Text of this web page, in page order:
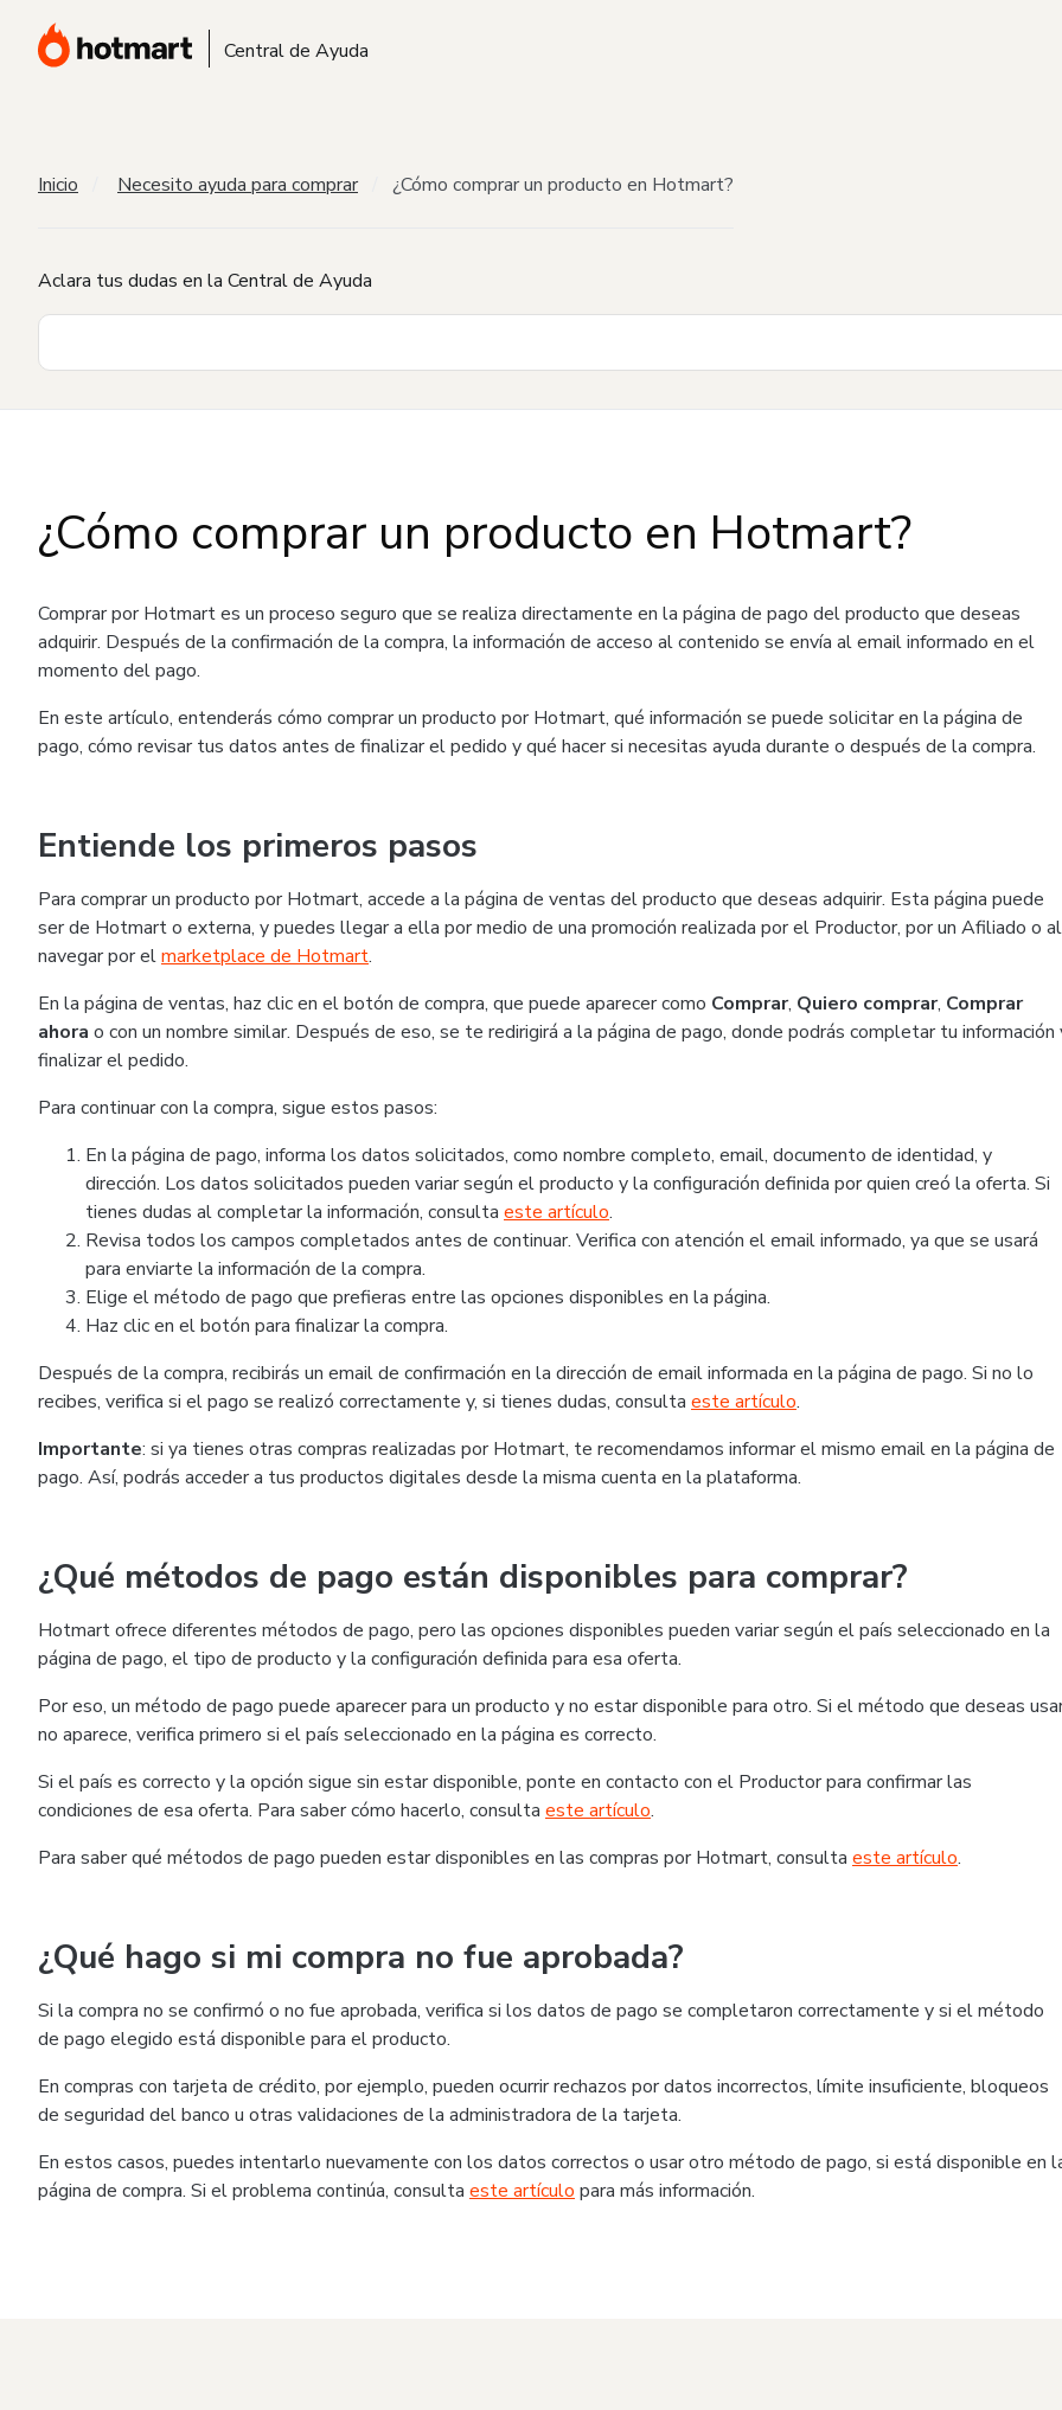
Central de Ayuda
Inicio Necesito ayuda para comprar ¿Cómo comprar un producto en Hotmart?
Aclara tus dudas en la Central de Ayuda
¿Cómo comprar un producto en Hotmart?
Comprar por Hotmart es un proceso seguro que se realiza directamente en la página de pago del producto que deseas
adquirir. Después de la confirmación de la compra, la información de acceso al contenido se envía al email informado en el
momento del pago.
En este artículo, entenderás cómo comprar un producto por Hotmart, qué información se puede solicitar en la página de
pago, cómo revisar tus datos antes de finalizar el pedido y qué hacer si necesitas ayuda durante o después de la compra.
Entiende los primeros pasos
Para comprar un producto por Hotmart, accede a la página de ventas del producto que deseas adquirir. Esta página puede
ser de Hotmart o externa, y puedes llegar a ella por medio de una promoción realizada por el Productor, por un Afiliado o al
navegar por elmarketplace de Hotmart.
En la página de ventas, haz clic en el botón de compra, que puede aparecer como Comprar, Quiero comprar, Comprar
ahora o con un nombre similar. Después de eso, se te redirigirá a la página de pago, donde podrás completar tu información
finalizar el pedido.
Para continuar con la compra, sigue estos pasos:
En la página de pago, informa los datos solicitados, como nombre completo, email, documento de identidad, y
dirección. Los datos solicitados pueden variar según el producto y la configuración definida por quien creó la oferta. Si
tienes dudas al completar la información, consulta este artículo.
Revisa todos los campos completados antes de continuar. Verifica con atención el email informado, ya que se usará
para enviarte la información de la compra.
Elige el método de pago que prefieras entre las opciones disponibles en la página.
Haz clic en el botón para finalizar la compra.
Después de la compra, recibirás un email de confirmación en la dirección de email informada en la página de pago. Si no lo
recibes, verifica si el pago se realizó correctamente y, si tienes dudas, consulta este artículo.
Importante: si ya tienes otras compras realizadas por Hotmart, te recomendamos informar el mismo email en la página de
pago. Así, podrás acceder a tus productos digitales desde la misma cuenta en la plataforma.
¿Qué métodos de pago están disponibles para comprar?
Hotmart ofrece diferentes métodos de pago, pero las opciones disponibles pueden variar según el país seleccionado en la
página de pago, el tipo de producto y la configuración definida para esa oferta.
Por eso, un método de pago puede aparecer para un producto y no estar disponible para otro. Si el método que deseas
no aparece, verifica primero si el país seleccionado en la página es correcto.
Si el país es correcto y la opción sigue sin estar disponible, ponte en contacto con el Productor para confirmar las
condiciones de esa oferta. Para saber cómo hacerlo, consulta este artículo.
Para saber qué métodos de pago pueden estar disponibles en las compras por Hotmart, consulta este artículo.
¿Qué hago si mi compra no fue aprobada?
Si la compra no se confirmó o no fue aprobada, verifica si los datos de pago se completaron correctamente y si el método
de pago elegido está disponible para el producto.
En compras con tarjeta de crédito, por ejemplo, pueden ocurrir rechazos por datos incorrectos, límite insuficiente, bloqueos
de seguridad del banco u otras validaciones de la administradora de la tarjeta.
En estos casos, puedes intentarlo nuevamente con los datos correctos o usar otro método de pago, si está disponible en
página de compra. Si el problema continúa, consulta este artículo para más información.